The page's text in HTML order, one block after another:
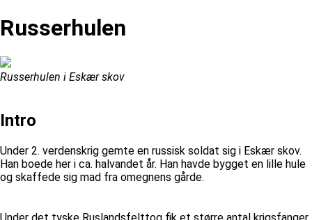
Russerhulen
Russerhulen i Eskær skov
Intro
Under 2. verdenskrig gemte en russisk soldat sig i Eskær skov.
Han boede her i ca. halvandet år. Han havde bygget en lille hule
og skaffede sig mad fra omegnens gårde.
Under det tyske Ruslandsfelttog fik et større antal krigsfanger